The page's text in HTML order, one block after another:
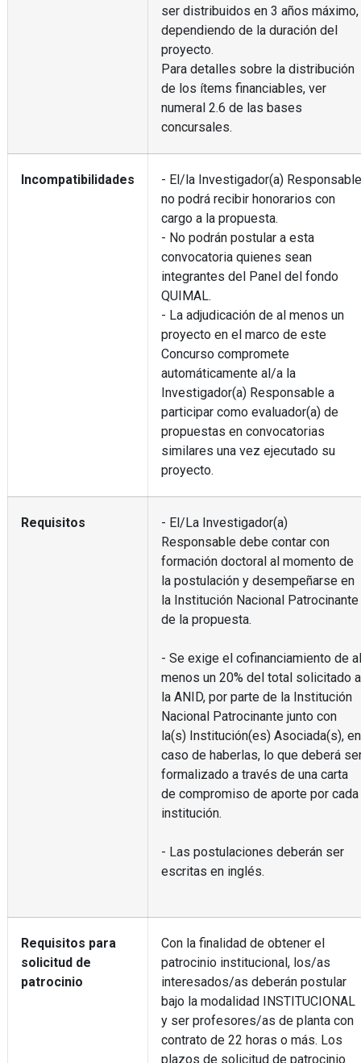
ser distribuidos en 3 años máximo,
dependiendo de la duración del
proyecto.
Para detalles sobre la distribución
de los ítems financiables, ver
numeral 2.6 de las bases
concursales.
Incompatibilidades
- El/la Investigador(a) Responsable
no podrá recibir honorarios con
cargo a la propuesta.
- No podrán postular a esta
convocatoria quienes sean
integrantes del Panel del fondo
QUIMAL.
- La adjudicación de al menos un
proyecto en el marco de este
Concurso compromete
automáticamente al/a la
Investigador(a) Responsable a
participar como evaluador(a) de
propuestas en convocatorias
similares una vez ejecutado su
proyecto.
Requisitos
- El/La Investigador(a)
Responsable debe contar con
formación doctoral al momento de
la postulación y desempeñarse en
la Institución Nacional Patrocinante
de la propuesta.
- Se exige el cofinanciamiento de al
menos un 20% del total solicitado a
la ANID, por parte de la Institución
Nacional Patrocinante junto con
la(s) Institución(es) Asociada(s), en
caso de haberlas, lo que deberá
formalizado a través de una carta
de compromiso de aporte por cada
institución.
- Las postulaciones deberán ser
escritas en inglés.
Requisitos para
solicitud de
patrocinio
Con la finalidad de obtener el
patrocinio institucional, los/as
interesados/as deberán postular
bajo la modalidad INSTITUCIONAL
y ser profesores/as de planta con
contrato de 22 horas o más. Los
plazos de solicitud de patrocinio